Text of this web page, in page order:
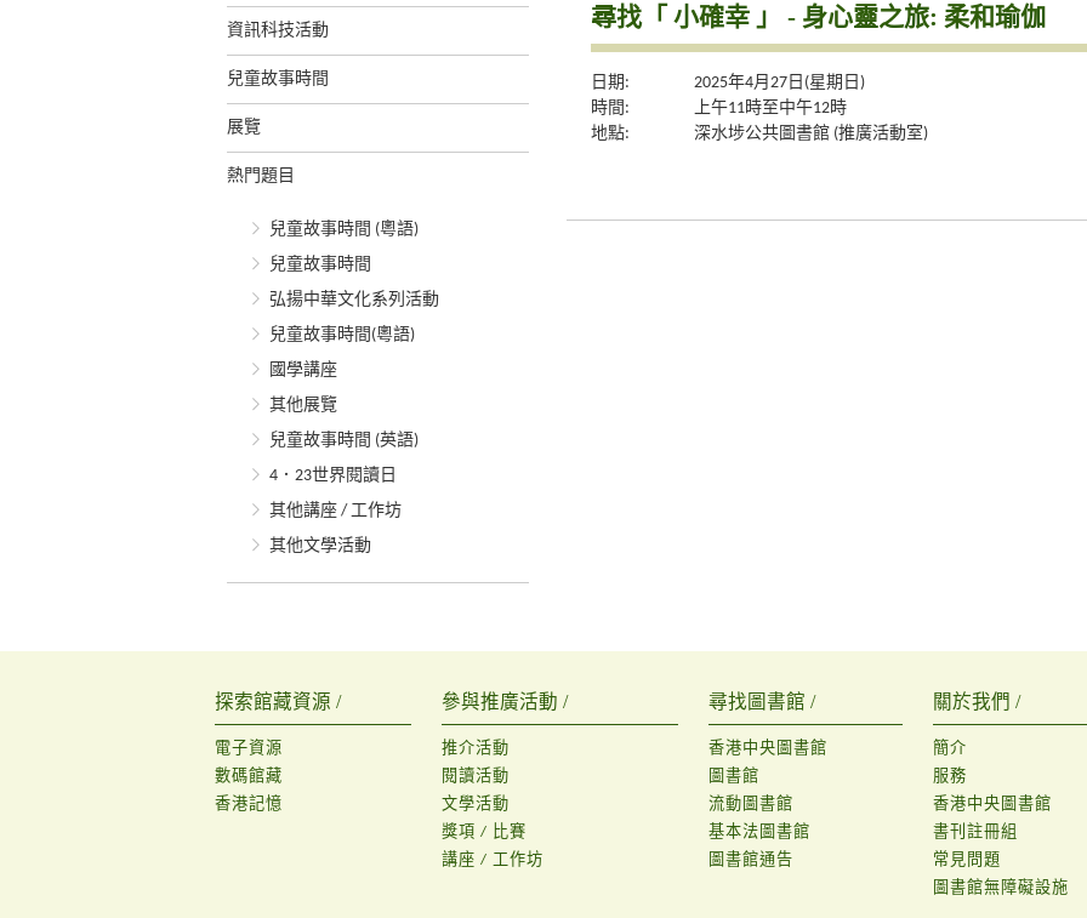
資訊科技活動
兒童故事時間
展覽
熱門題目
兒童故事時間 (粵語)
兒童故事時間
弘揚中華文化系列活動
兒童故事時間(粵語)
國學講座
其他展覽
兒童故事時間 (英語)
4．23世界閱讀日
其他講座 / 工作坊
其他文學活動
尋找「 小確幸 」 - 身心靈之旅: 柔和瑜伽
日期:
2025年4月27日(星期日)
時間:
上午11時至中午12時
地點:
深水埗公共圖書館 (推廣活動室)
探索館藏資源 /
電子資源
數碼館藏
香港記憶
參與推廣活動 /
推介活動
閱讀活動
文學活動
獎項 / 比賽
講座 / 工作坊
尋找圖書館 /
香港中央圖書館
圖書館
流動圖書館
基本法圖書館
圖書館通告
關於我們 /
簡介
服務
香港中央圖書館
書刊註冊組
常見問題
圖書館無障礙設施